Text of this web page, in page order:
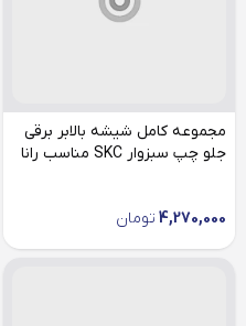
مجموعه کامل شیشه بالابر برقی
جلو چپ سبزوار SKC مناسب رانا
4,270,000 تومان